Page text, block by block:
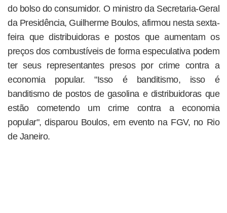
do bolso do consumidor. O ministro da Secretaria-Geral
da Presidência, Guilherme Boulos, afirmou nesta sexta-
feira que distribuidoras e postos que aumentam os
preços dos combustíveis de forma especulativa podem
ter seus representantes presos por crime contra a
economia popular. "Isso é banditismo, isso é
banditismo de postos de gasolina e distribuidoras que
estão cometendo um crime contra a economia
popular", disparou Boulos, em evento na FGV, no Rio
de Janeiro.